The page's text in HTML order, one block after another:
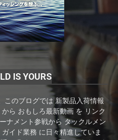
IS YOURS
このブログでは 新製品入荷情報
ら おもしろ最新動画 を リンク
ナメント参戦から タックルメン
イド業務 に日々精進していま